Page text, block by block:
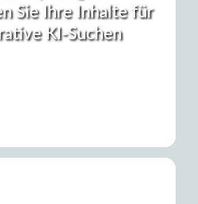
Sie Ihre Inhalte für
KI-Suchen